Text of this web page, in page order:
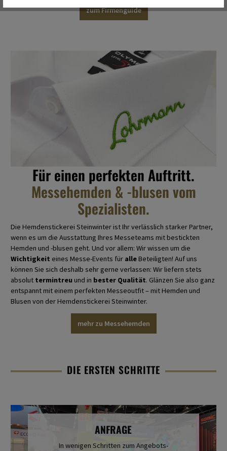
zum Firmenguide
Für einen perfekten Auftritt.
Messehemden & -blusen vom
Spezialisten.
Die Hemdenstickerei Steinwinter ist Ihr verlässlich starker Partner,
wenn es um die Ausstattung Ihres Messeteams mit bestickten
Hemden und -blusen geht. Und vor allem: Wir wissen um die
Wichtigkeit eines Messe-Events für alleBeteiligten! Auf uns
können Sie sich deshalb sehr gerne verlassen: Wir liefern stets
absolut termintreu und in bester Qualität. Glänzen Sie also ganz
entspannt mit einem perfekten Messeoutfit – mit Hemden und
Blusen von der Hemdenstickerei Steinwinter.
mehr zu Messehemden
DIE ERSTEN SCHRITTE
ANFRAGE
In wenigen Schritten zum Angebots-